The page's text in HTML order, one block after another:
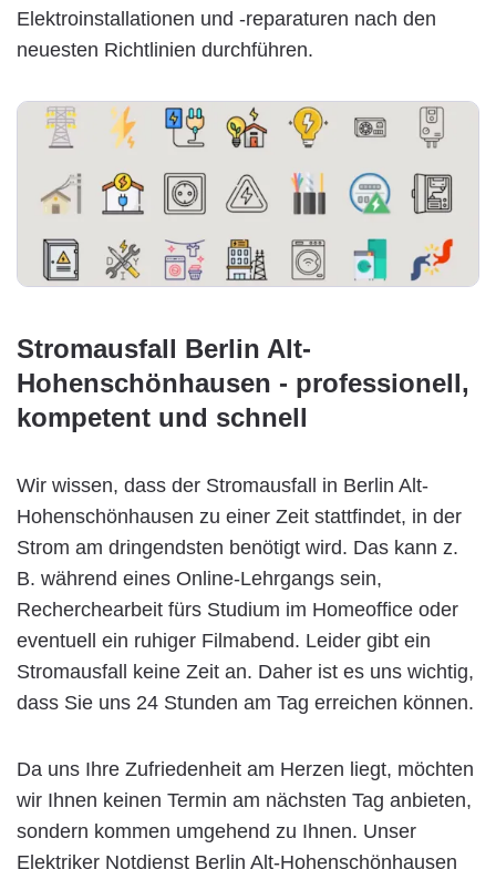
Elektroinstallationen und -reparaturen nach den
neuesten Richtlinien durchführen.
Stromausfall Berlin Alt-
Hohenschönhausen - professionell,
kompetent und schnell
Wir wissen, dass der Stromausfall in Berlin Alt-
Hohenschönhausen zu einer Zeit stattfindet, in der
Strom am dringendsten benötigt wird. Das kann z.
B. während eines Online-Lehrgangs sein,
Recherchearbeit fürs Studium im Homeoffice oder
eventuell ein ruhiger Filmabend. Leider gibt ein
Stromausfall keine Zeit an. Daher ist es uns wichtig,
dass Sie uns 24 Stunden am Tag erreichen können.
Da uns Ihre Zufriedenheit am Herzen liegt, möchten
wir Ihnen keinen Termin am nächsten Tag anbieten,
sondern kommen umgehend zu Ihnen. Unser
Elektriker Notdienst Berlin Alt-Hohenschönhausen